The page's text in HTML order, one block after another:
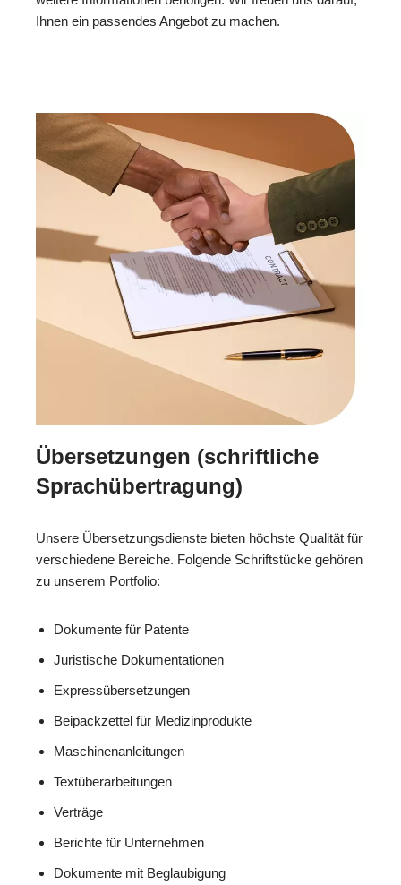
Ihnen ein passendes Angebot zu machen.
Übersetzungen (schriftliche
Sprachübertragung)
Unsere Übersetzungsdienste bieten höchste Qualität für
verschiedene Bereiche. Folgende Schriftstücke gehören
zu unserem Portfolio:
Dokumente für Patente
Juristische Dokumentationen
Expressübersetzungen
Beipackzettel für Medizinprodukte
Maschinenanleitungen
Textüberarbeitungen
Verträge
Berichte für Unternehmen
Dokumente mit Beglaubigung